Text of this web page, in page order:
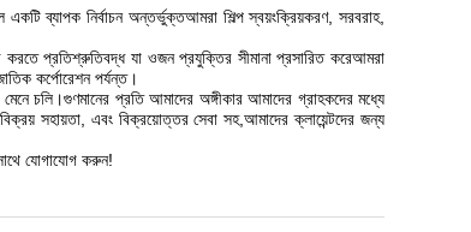
ব্যাপক নির্বাচন অন্তর্ভুক্তআমরা শিল্প স্বয়ংক্রিয়করণ, সরবরাহ,
করতে প্রতিশ্রুতিবদ্ধ যা ওজন প্রযুক্তির সীমানা প্রসারিত করেআমরা
কর্পোরেশন পর্যন্ত।
চলি।গুণমানের প্রতি আমাদের অঙ্গীকার আমাদের গ্রাহকদের মধ্যে
সহায়তা, এবং বিক্রয়োত্তর সেবা সহ,আমাদের ক্লায়েন্টদের জন্য
যোগাযোগ করুন!